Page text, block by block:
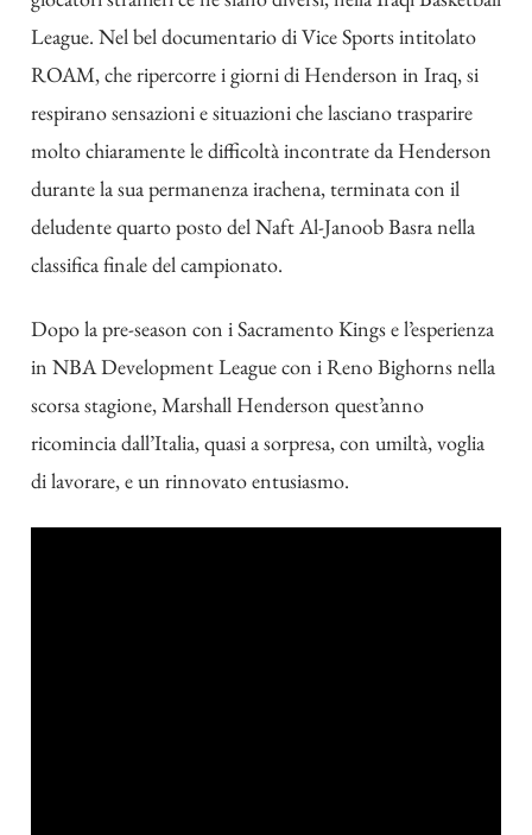
League. Nel bel documentario di Vice Sports intitolato
ROAM, che ripercorre i giorni di Henderson in Iraq, si
respirano sensazioni e situazioni che lasciano trasparire
molto chiaramente le difficoltà incontrate da Henderson
durante la sua permanenza irachena, terminata con il
deludente quarto posto del Naft Al-Janoob Basra nella
classifica finale del campionato.
Dopo la pre-season con i Sacramento Kings e l’esperienza
in NBA Development League con i Reno Bighorns nella
scorsa stagione, Marshall Henderson quest’anno
ricomincia dall’Italia, quasi a sorpresa, con umiltà, voglia
di lavorare, e un rinnovato entusiasmo.